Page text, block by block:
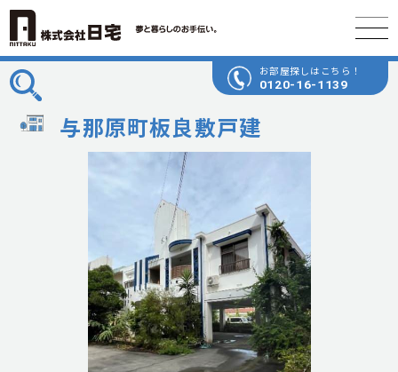
お部屋探しはこちら！
0120-16-1139
与那原町板良敷戸建